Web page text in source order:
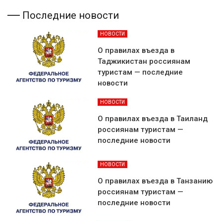
Последние новости
НОВОСТИ
О правилах въезда в
Таджикистан россиянам
туристам — последние
новости
НОВОСТИ
О правилах въезда в Таиланд
россиянам туристам —
последние новости
НОВОСТИ
О правилах въезда в Танзанию
россиянам туристам —
последние новости